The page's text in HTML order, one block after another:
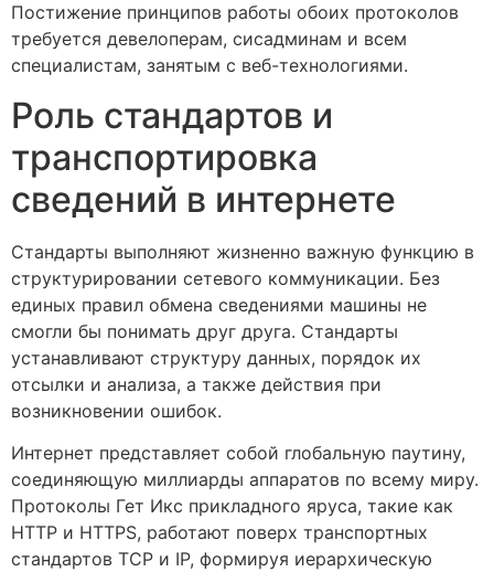
Постижение принципов работы обоих протоколов
требуется девелоперам, сисадминам и всем
специалистам, занятым с веб-технологиями.
Роль стандартов и
транспортировка
сведений в интернете
Стандарты выполняют жизненно важную функцию в
структурировании сетевого коммуникации. Без
единых правил обмена сведениями машины не
смогли бы понимать друг друга. Стандарты
устанавливают структуру данных, порядок их
отсылки и анализа, а также действия при
возникновении ошибок.
Интернет представляет собой глобальную паутину,
соединяющую миллиарды аппаратов по всему миру.
Протоколы Гет Икс прикладного яруса, такие как
HTTP и HTTPS, работают поверх транспортных
стандартов TCP и IP, формируя иерархическую